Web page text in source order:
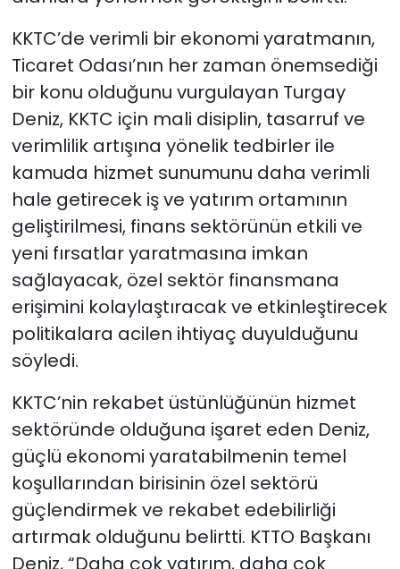
KKTC’de verimli bir ekonomi yaratmanın,
Ticaret Odası’nın her zaman önemsediği
bir konu olduğunu vurgulayan Turgay
Deniz, KKTC için mali disiplin, tasarruf ve
verimlilik artışına yönelik tedbirler ile
kamuda hizmet sunumunu daha verimli
hale getirecek iş ve yatırım ortamının
geliştirilmesi, finans sektörünün etkili ve
yeni fırsatlar yaratmasına imkan
sağlayacak, özel sektör finansmana
erişimini kolaylaştıracak ve etkinleştirecek
politikalara acilen ihtiyaç duyulduğunu
söyledi.
KKTC’nin rekabet üstünlüğünün hizmet
sektöründe olduğuna işaret eden Deniz,
güçlü ekonomi yaratabilmenin temel
koşullarından birisinin özel sektörü
güçlendirmek ve rekabet edebilirliği
artırmak olduğunu belirtti. KTTO Başkanı
Deniz, “Daha çok yatırım, daha çok